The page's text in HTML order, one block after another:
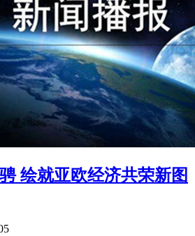
绘就亚欧经济共荣新图